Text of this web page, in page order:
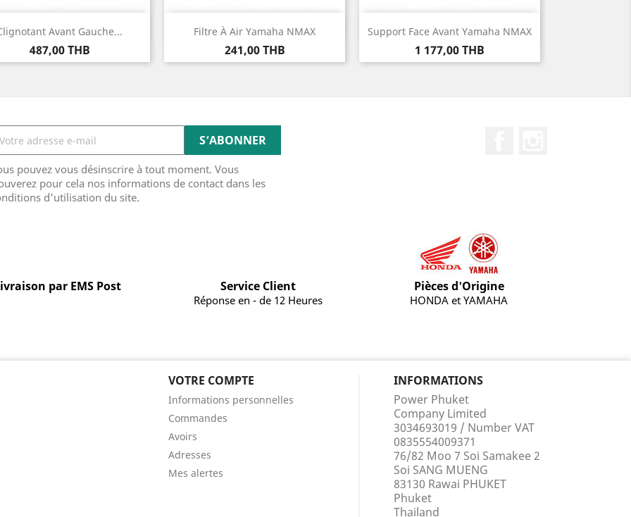
Avant Gauche...
Prix
487,00 THB
Aperçu rapide Filtre À Air Yamaha NMAX
Prix
241,00 THB
Aperçu rapide Support Face Avant Yamaha NMAX
Prix
1 177,00 THB
Aperçu rapide
pouvez vous désinscrire à tout moment. Vous
pour cela nos informations de contact dans les
d'utilisation du site.
par EMS Post Service Client
Réponse en - de 12 Heures
Pièces d'Origine
HONDA et YAMAHA
VOTRE COMPTE
Informations personnelles
Commandes
Avoirs
Adresses
Mes alertes
INFORMATIONS
Power Phuket
Company Limited
3034693019 / Number VAT
0835554009371
76/82 Moo 7 Soi Samakee 2
Soi SANG MUENG
83130 Rawai PHUKET
Phuket
Thailand